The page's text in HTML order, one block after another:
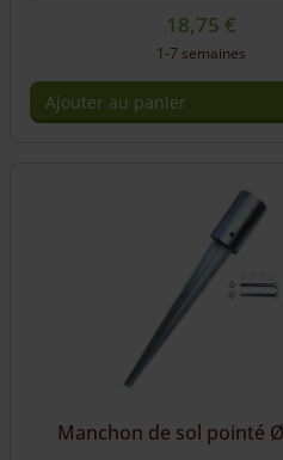
18,75 €
1-7 semaines
Ajouter au panier
Manchon de sol pointé